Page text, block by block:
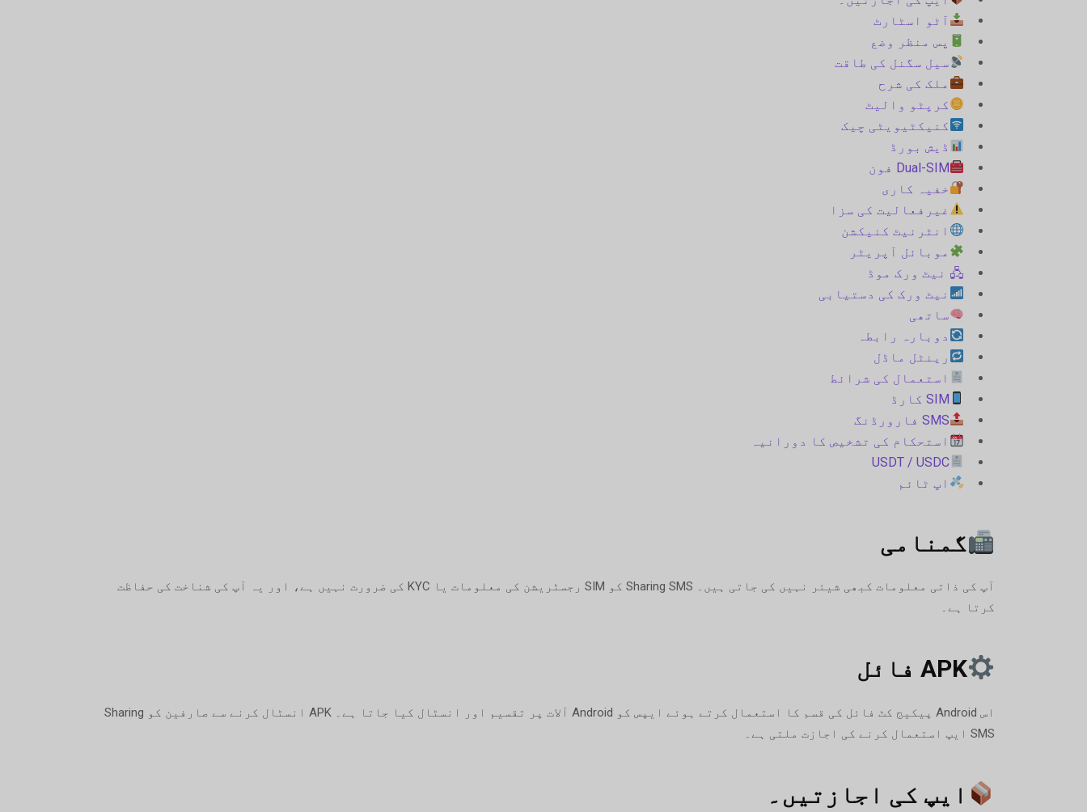
آٹو اسٹارٹ
پس منظر وضع
سیل سگنل کی طاقت
ملک کی شرح
کرپٹو والیٹ
کنیکٹیویٹی چیک
ڈیش بورڈ
Dual-SIM فون
خفیہ کاری
غیرفعالیت کی سزا
انٹرنیٹ کنیکشن
موبائل آپریٹر
🖧 نیٹ ورک موڈ
نیٹ ورک کی دستیابی
ساتھی
دوبارہ رابطہ
رینٹل ماڈل
استعمال کی شرائط
SIM کارڈ
SMS فارورڈنگ
استحکام کی تشخیص کا دورانیہ
USDT / USDC
اپ ٹائم
گمنامی
آپ کی ذاتی معلومات کبھی شیئر نہیں کی جاتی ہیں۔ Sharing SMS کو SIM رجسٹریشن کی معلومات یا KYC کی ضرورت نہیں ہے، اور یہ آپ کی شناخت کی حفاظت
کرتا ہے۔
APK فائل
اس Android پیکیج کٹ فائل کی قسم کا استعمال کرتے ہوئے ایپس کو Android آلات پر تقسیم اور انسٹال کیا جاتا ہے۔ APK انسٹال کرنے سے صارفین کو Sharing
SMS ایپ استعمال کرنے کی اجازت ملتی ہے۔
ایپ کی اجازتیں۔